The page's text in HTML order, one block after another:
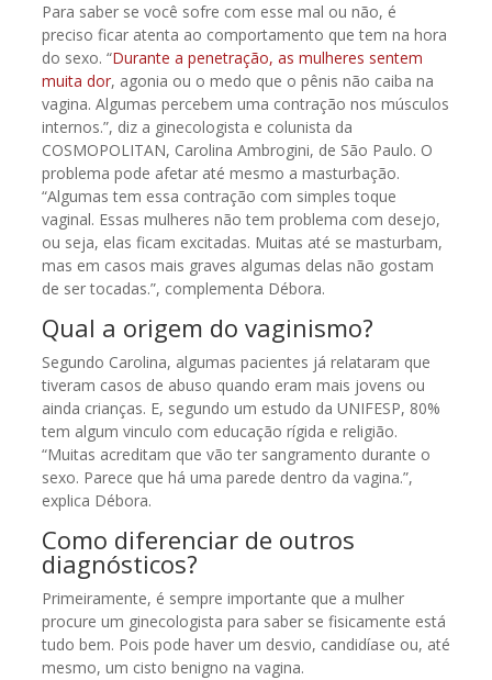
Para saber se você sofre com esse mal ou não, é
preciso ficar atenta ao comportamento que tem na hora
do sexo. “Durante a penetração, as mulheres sentem
muita dor, agonia ou o medo que o pênis não caiba na
vagina. Algumas percebem uma contração nos músculos
internos.”, diz a ginecologista e colunista da
COSMOPOLITAN, Carolina Ambrogini, de São Paulo. O
problema pode afetar até mesmo a masturbação.
“Algumas tem essa contração com simples toque
vaginal. Essas mulheres não tem problema com desejo,
ou seja, elas ficam excitadas. Muitas até se masturbam,
mas em casos mais graves algumas delas não gostam
de ser tocadas.”, complementa Débora.
Qual a origem do vaginismo?
Segundo Carolina, algumas pacientes já relataram que
tiveram casos de abuso quando eram mais jovens ou
ainda crianças. E, segundo um estudo da UNIFESP, 80%
tem algum vinculo com educação rígida e religião.
“Muitas acreditam que vão ter sangramento durante o
sexo. Parece que há uma parede dentro da vagina.”,
explica Débora.
Como diferenciar de outros
diagnósticos?
Primeiramente, é sempre importante que a mulher
procure um ginecologista para saber se fisicamente está
tudo bem. Pois pode haver um desvio, candidíase ou, até
mesmo, um cisto benigno na vagina.